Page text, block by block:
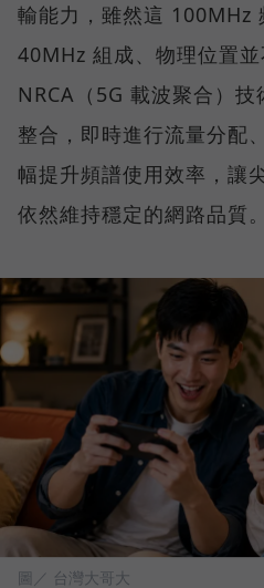
輸能力，雖然這 100MHz
40MHz 組成、物理位置
NRCA（5G 載波聚合）
整合，即時進行流量分配
幅提升頻譜使用效率，讓
依然維持穩定的網路品質。
圖／ 台灣大哥大